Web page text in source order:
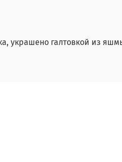
украшено галтовкой из